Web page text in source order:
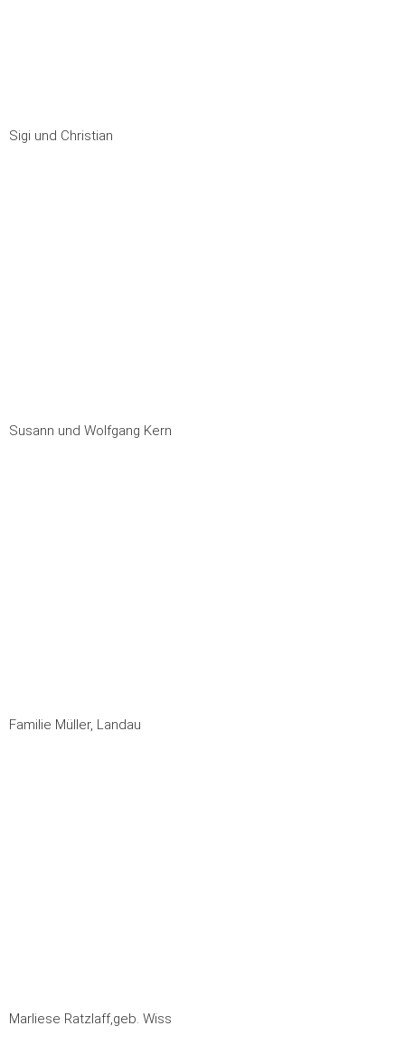
Sigi und Christian
Susann und Wolfgang Kern
Familie Müller, Landau
Marliese Ratzlaff,geb. Wiss